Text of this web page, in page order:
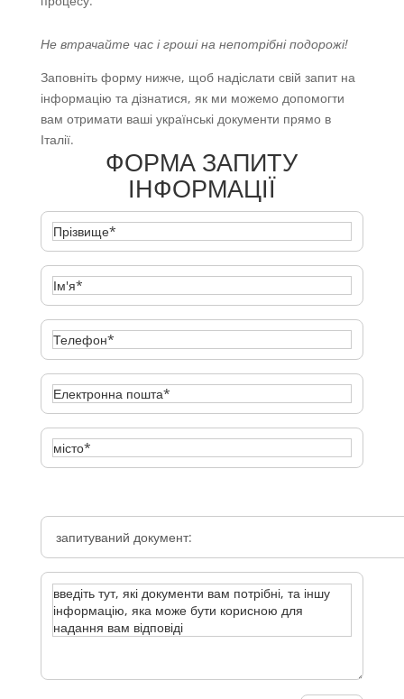
Не втрачайте час і гроші на непотрібні подорожі!
Заповніть форму нижче, щоб надіслати свій запит на
інформацію та дізнатися, як ми можемо допомогти
вам отримати ваші українські документи прямо в
Італії.
ФОРМА ЗАПИТУ
ІНФОРМАЦІЇ